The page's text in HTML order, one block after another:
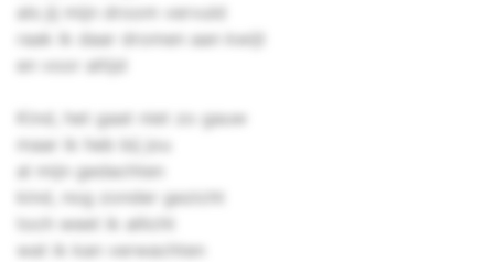
als jij mijn droom vervuld
raak ik daar dromen aan kwijt
en voor altijd
Kind, het gaat niet zo gauw
maar ik heb bij jou
al mijn gedachten
kind, nog zonder gezicht
toch weet ik allicht
wat ik kan verwachten